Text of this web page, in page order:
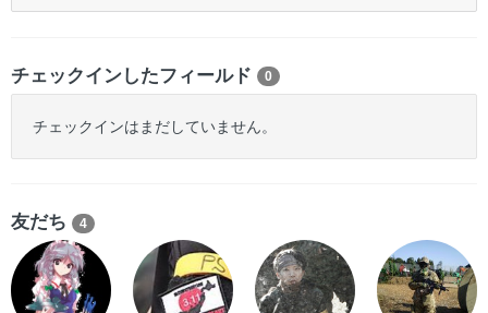
チェックインしたフィールド 0
チェックインはまだしていません。
友だち 4